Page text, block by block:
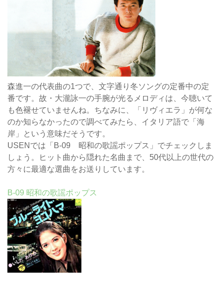
森進一の代表曲の1つで、文字通り冬ソングの定番中の定
番です。故・大瀧詠一の手腕が光るメロディは、今聴いて
も色褪せていませんね。ちなみに、「リヴィエラ」が何な
のか知らなかったので調べてみたら、イタリア語で「海
岸」という意味だそうです。
USENでは「B-09 昭和の歌謡ポップス」でチェックしま
しょう。ヒット曲から隠れた名曲まで、50代以上の世代の
方々に最適な選曲をお送りしています。
B-09 昭和の歌謡ポップス